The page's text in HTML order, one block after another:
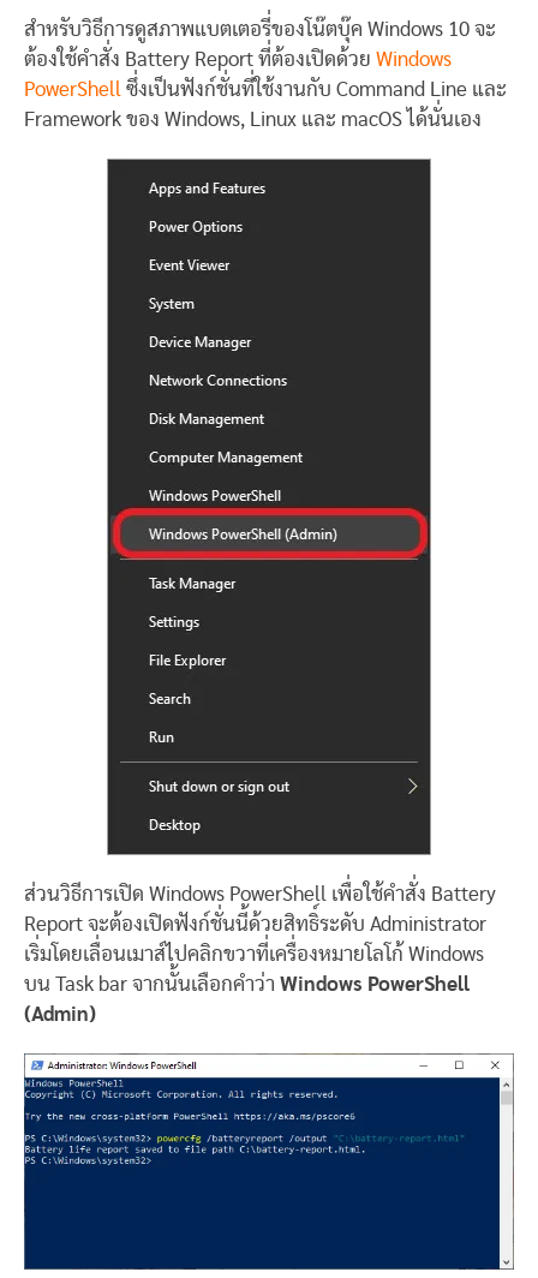
สำหรับวิธีการดูสภาพแบตเตอรี่ของโน๊ตบุ๊ค Windows 10 จะ
ต้องใช้คำสั่ง Battery Report ที่ต้องเปิดด้วย Windows
PowerShell ซึ่งเป็นฟังก์ชั่นที่ใช้งานกับ Command Line และ
Framework ของ Windows, Linux และ macOS ได้นั่นเอง
ส่วนวิธีการเปิด Windows PowerShell เพื่อใช้คำสั่ง Battery
Report จะต้องเปิดฟังก์ชั่นนี้ด้วยสิทธิ์ระดับ Administrator
เริ่มโดยเลื่อนเมาส์ไปคลิกขวาที่เครื่องหมายโลโก้ Windows
บน Task bar จากนั้นเลือกคำว่า Windows PowerShell
(Admin)